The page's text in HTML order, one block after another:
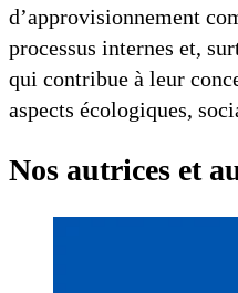
d’approvisionnement
processus internes et,
qui contribue à leur
aspects écologiques,
Nos autrices et